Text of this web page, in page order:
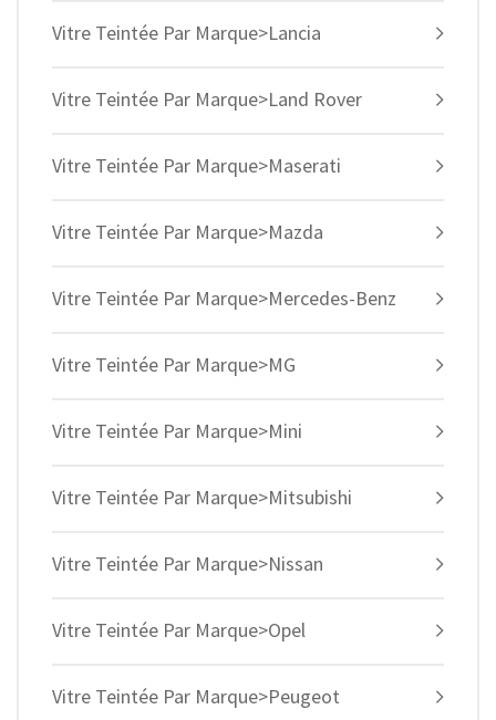
Vitre Teintée Par Marque>Lancia
Vitre Teintée Par Marque>Land Rover
Vitre Teintée Par Marque>Maserati
Vitre Teintée Par Marque>Mazda
Vitre Teintée Par Marque>Mercedes-Benz
Vitre Teintée Par Marque>MG
Vitre Teintée Par Marque>Mini
Vitre Teintée Par Marque>Mitsubishi
Vitre Teintée Par Marque>Nissan
Vitre Teintée Par Marque>Opel
Vitre Teintée Par Marque>Peugeot